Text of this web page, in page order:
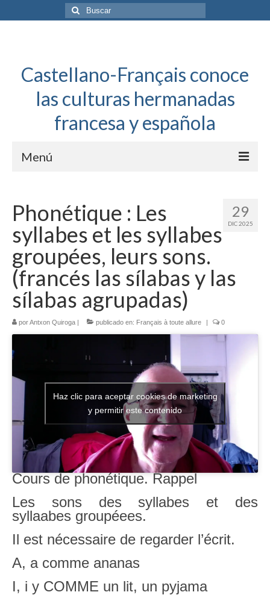
Buscar
por:
Castellano-Français conoce
las culturas hermanadas
francesa y española
Menú
Français: Dossier Général
Français à toute allure
Bordeaux Tregey
Literatura española
Buceo
UNED
De actualidad
Euskaldunak gara
Las sevillanas y yo
Viaje
Canarias
MI POESIA
29
DIC 2025
Phonétique : Les
syllabes et les syllabes
groupées, leurs sons.
(francés las sílabas y las
sílabas agrupadas)
porAntxon Quiroga | publicado en: Français à toute allure | 0
Haz clic para aceptar cookies de marketing
y permitir este contenido
Cours de phonétique. Rappel
Les sons des syllabes et des
syllaabes groupéees.
Il est nécessaire de regarder l’écrit.
A, a comme ananas
I, i y COMME un lit, un pyjama